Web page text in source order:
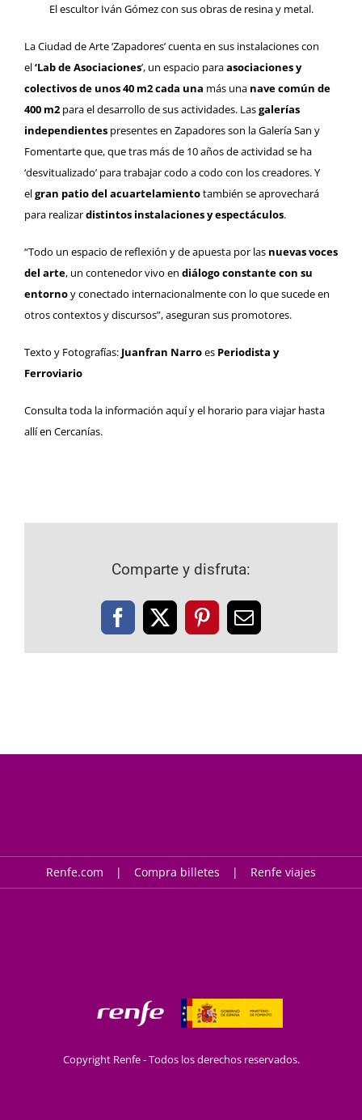
El escultor Iván Gómez con sus obras de resina y metal.
La Ciudad de Arte ‘Zapadores’ cuenta en sus instalaciones con
el‘Lab de Asociaciones’, un espacio paraasociaciones y
colectivos de unos 40 m2 cada una más una nave común de
400 m2 para el desarrollo de sus actividades. Lasgalerías
independientes presentes en Zapadores son la Galería San y
Fomentarte que, que tras más de 10 años de actividad se ha
‘desvitualizado’ para trabajar codo a codo con los creadores. Y
elgran patio del acuartelamientotambién se aprovechará
para realizardistintos instalaciones y espectáculos.
“Todo un espacio de reflexión y de apuesta por las nuevas voces
del arte, un contenedor vivo en diálogo constante con su
entornoy conectado internacionalmente con lo que sucede en
otros contextos y discursos”, aseguran sus promotores.
Texto y Fotografías: Juanfran Narroes Periodista y
Ferroviario
Consulta toda la información aquíy el horario para viajar hasta
allí en Cercanías.
Comparte y disfruta:
Facebook
X PinterestCorreo
Renfe.com Compra billetes Renfe viajes
Copyright Renfe - Todos los derechos reservados.